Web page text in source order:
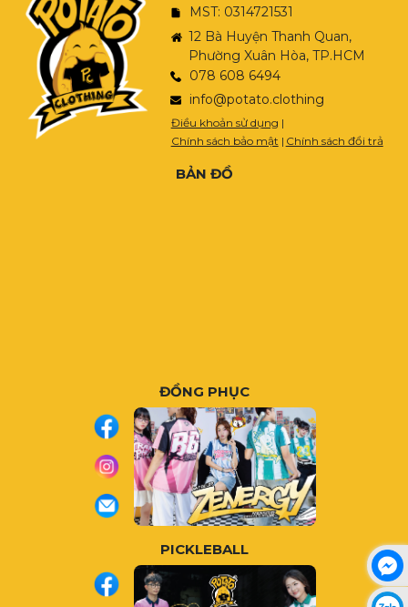
MST: 0314721531
12 Bà Huyện Thanh Quan,
Phường Xuân Hòa, TP.HCM
078 608 6494
info@potato.clothing
Điều khoản sử dụng |
Chính sách bảo mật | Chính sách đổi trả
BẢN ĐỒ
ĐỒNG PHỤC
PICKLEBALL